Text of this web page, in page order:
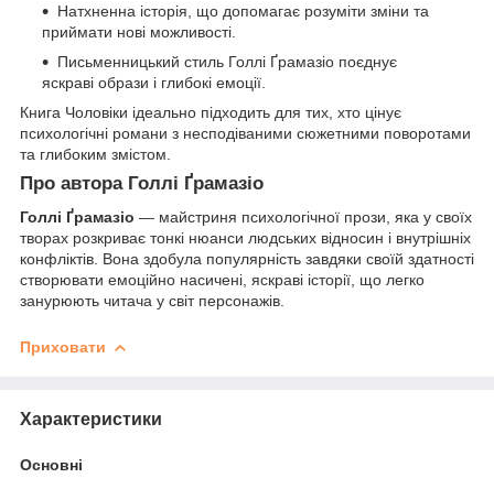
Натхненна історія, що допомагає розуміти зміни та
приймати нові можливості.
Письменницький стиль Голлі Ґрамазіо поєднує
яскраві образи і глибокі емоції.
Книга Чоловіки ідеально підходить для тих, хто цінує
психологічні романи з несподіваними сюжетними поворотами
та глибоким змістом.
Про автора Голлі Ґрамазіо
Голлі Ґрамазіо — майстриня психологічної прози, яка у своїх
творах розкриває тонкі нюанси людських відносин і внутрішніх
конфліктів. Вона здобула популярність завдяки своїй здатності
створювати емоційно насичені, яскраві історії, що легко
занурюють читача у світ персонажів.
Приховати
Характеристики
Основні